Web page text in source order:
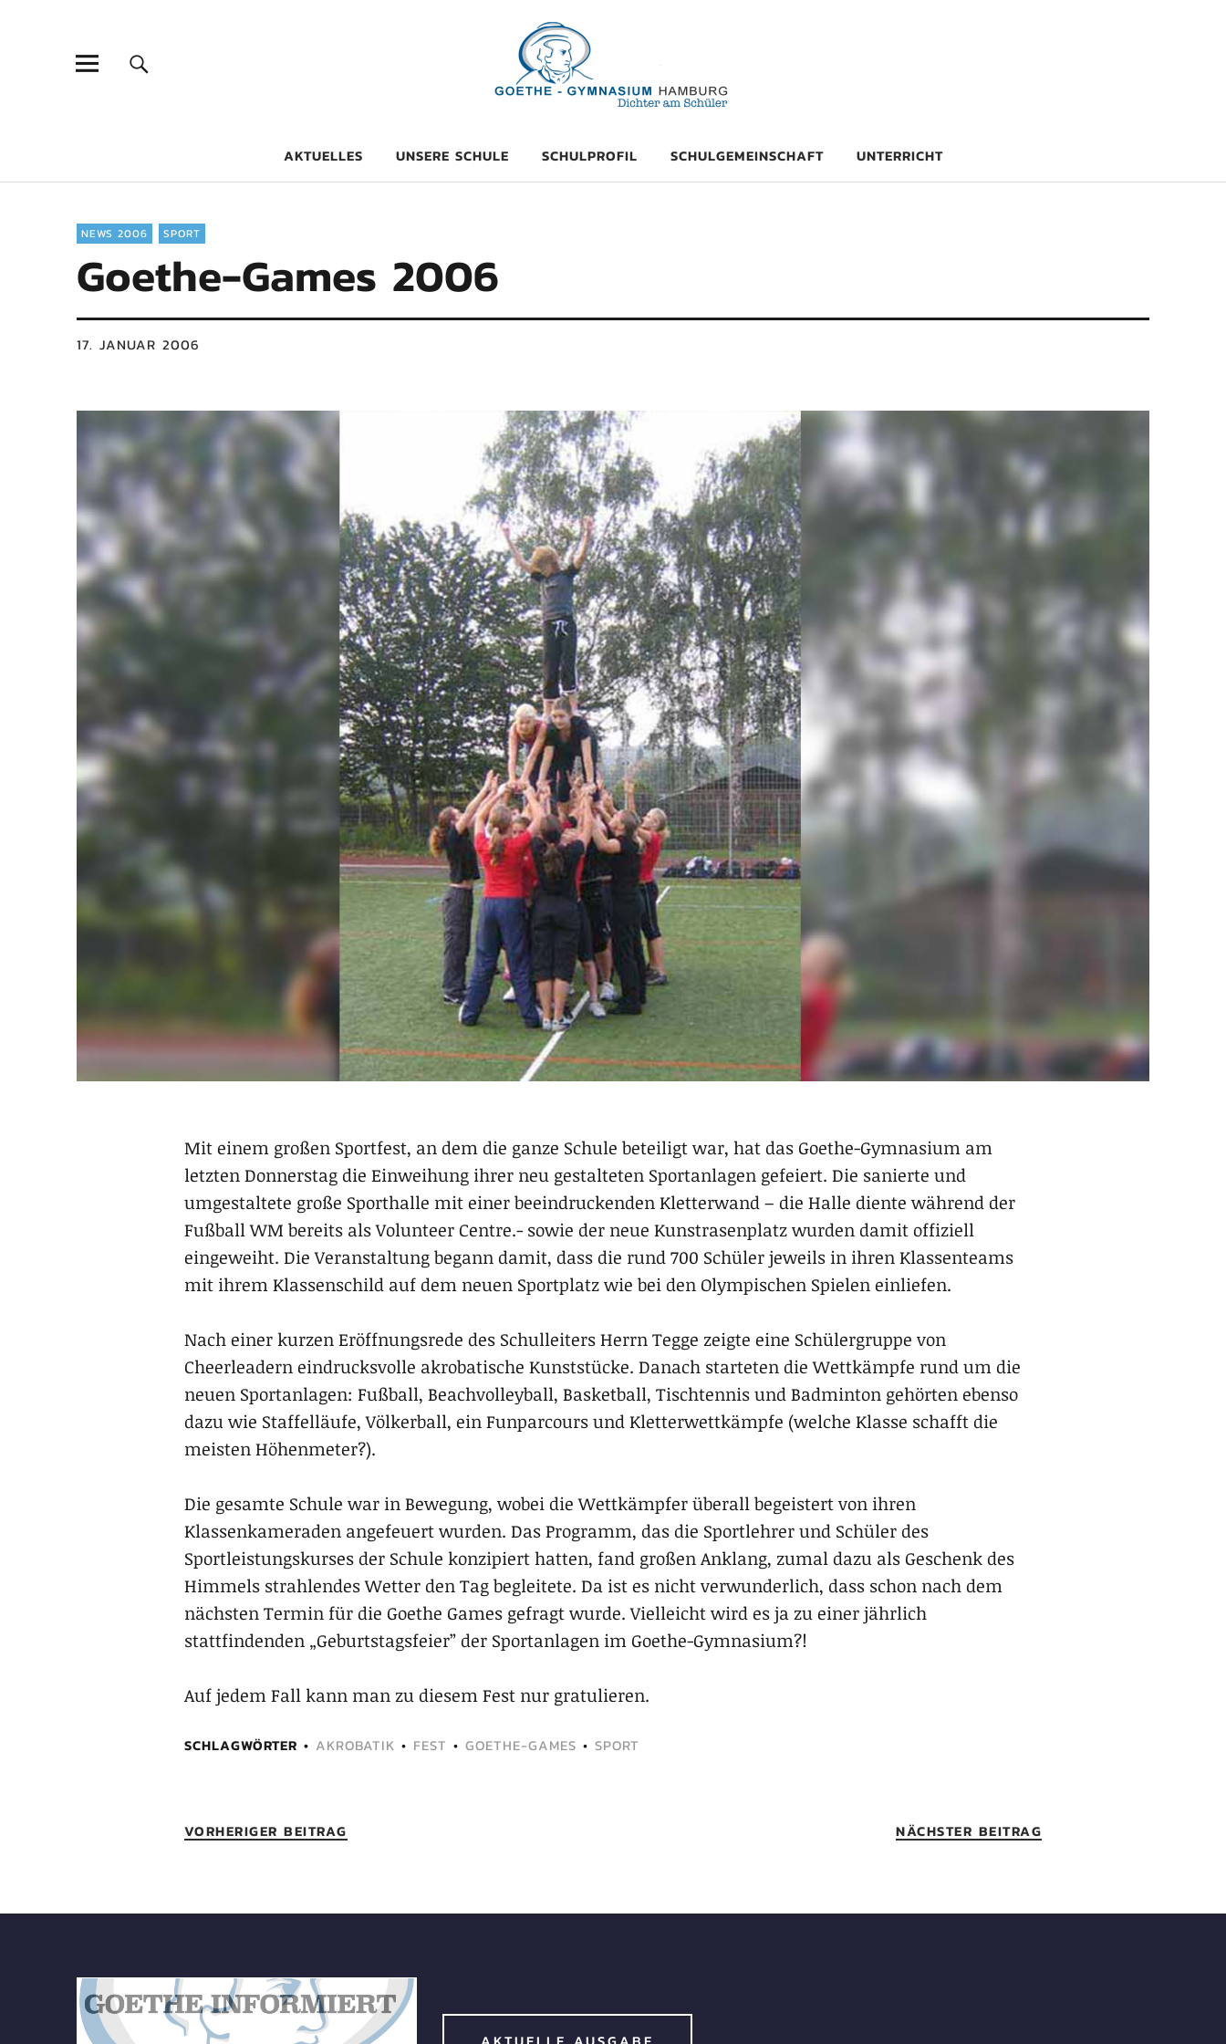
Goethe-Gymnasium Hamburg
AKTUELLES UNSERE SCHULE SCHULPROFIL SCHULGEMEINSCHAFT UNTERRICHT
NEWS 2006 SPORT
Goethe-Games 2006
17. JANUAR 2006
Mit einem großen Sportfest, an dem die ganze Schule beteiligt war, hat das Goethe-Gymnasium am
letzten Donnerstag die Einweihung ihrer neu gestalteten Sportanlagen gefeiert. Die sanierte und
umgestaltete große Sporthalle mit einer beeindruckenden Kletterwand – die Halle diente während der
Fußball WM bereits als Volunteer Centre.- sowie der neue Kunstrasenplatz wurden damit offiziell
eingeweiht. Die Veranstaltung begann damit, dass die rund 700 Schüler jeweils in ihren Klassenteams
mit ihrem Klassenschild auf dem neuen Sportplatz wie bei den Olympischen Spielen einliefen.
Nach einer kurzen Eröffnungsrede des Schulleiters Herrn Tegge zeigte eine Schülergruppe von
Cheerleadern eindrucksvolle akrobatische Kunststücke. Danach starteten die Wettkämpfe rund um die
neuen Sportanlagen: Fußball, Beachvolleyball, Basketball, Tischtennis und Badminton gehörten ebenso
dazu wie Staffelläufe, Völkerball, ein Funparcours und Kletterwettkämpfe (welche Klasse schafft die
meisten Höhenmeter?).
Die gesamte Schule war in Bewegung, wobei die Wettkämpfer überall begeistert von ihren
Klassenkameraden angefeuert wurden. Das Programm, das die Sportlehrer und Schüler des
Sportleistungskurses der Schule konzipiert hatten, fand großen Anklang, zumal dazu als Geschenk des
Himmels strahlendes Wetter den Tag begleitete. Da ist es nicht verwunderlich, dass schon nach dem
nächsten Termin für die Goethe Games gefragt wurde. Vielleicht wird es ja zu einer jährlich
stattfindenden „Geburtstagsfeier” der Sportanlagen im Goethe-Gymnasium?!
Auf jedem Fall kann man zu diesem Fest nur gratulieren.
SCHLAGWÖRTER AKROBATIK • FEST • GOETHE-GAMES • SPORT
VORHERIGER BEITRAG NÄCHSTER BEITRAG